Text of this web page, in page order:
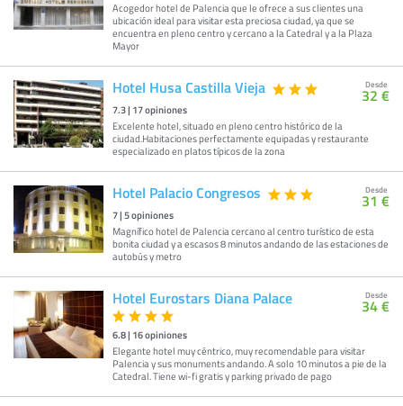
Acogedor hotel de Palencia que le ofrece a sus clientes una
ubicación ideal para visitar esta preciosa ciudad, ya que se
encuentra en pleno centro y cercano a la Catedral y a la Plaza
Mayor
Hotel Husa Castilla Vieja
7.3| 17opiniones
Excelente hotel, situado en pleno centro histórico de la
ciudad.Habitaciones perfectamente equipadas y restaurante
especializado en platos típicos de la zona
Desde
32 €
Hotel Palacio Congresos
7|5opiniones
Magnífico hotel de Palencia cercano al centro turístico de esta
bonita ciudad y a escasos 8 minutos andando de las estaciones de
autobús y metro
Desde
31 €
Hotel Eurostars Diana Palace
6.8| 16opiniones
Elegante hotel muy céntrico, muy recomendable para visitar
Palencia y sus monuments andando. A solo 10 minutos a pie de la
Catedral. Tiene wi-fi gratis y parking privado de pago
Desde
34 €